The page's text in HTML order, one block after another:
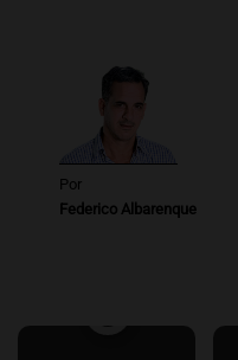
Por
Federico Albarenque